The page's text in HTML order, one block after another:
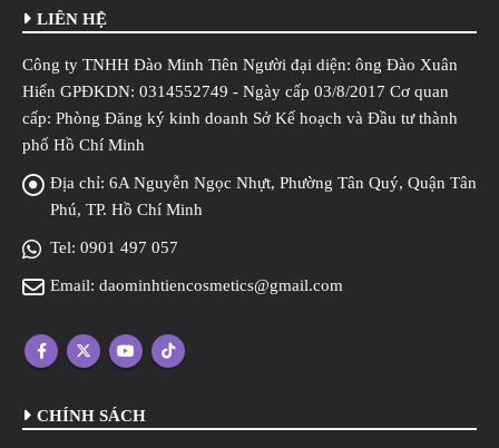
LIÊN HỆ
Công ty TNHH Đào Minh Tiên Người đại diện: ông Đào Xuân
Hiến GPĐKDN: 0314552749 - Ngày cấp 03/8/2017 Cơ quan
cấp: Phòng Đăng ký kinh doanh Sở Kế hoạch và Đầu tư thành
phố Hồ Chí Minh
Địa chỉ: 6A Nguyễn Ngọc Nhựt, Phường Tân Quý, Quận Tân
Phú, TP. Hồ Chí Minh
Tel: 0901 497 057
Email: daominhtiencosmetics@gmail.com
CHÍNH SÁCH